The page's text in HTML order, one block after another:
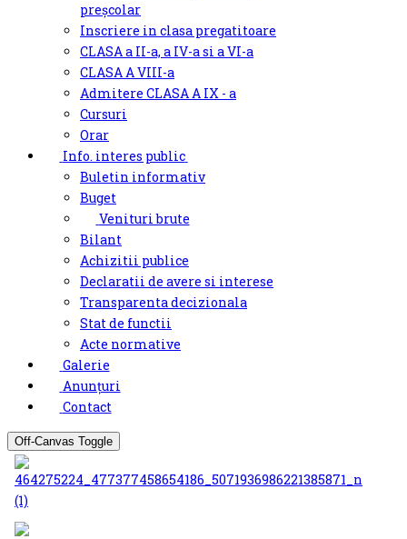
preșcolar
Inscriere in clasa pregatitoare
CLASA a II-a, a IV-a si a VI-a
CLASA A VIII-a
Admitere CLASA A IX - a
Cursuri
Orar
Info. interes public
Buletin informativ
Buget
Venituri brute
Bilant
Achizitii publice
Declaratii de avere si interese
Transparenta decizionala
Stat de functii
Acte normative
Galerie
Anunțuri
Contact
Off-Canvas Toggle